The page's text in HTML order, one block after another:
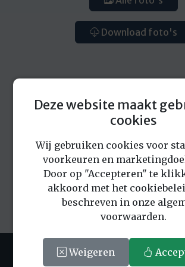
Download foto's
Eerder bekeken
LOCATIEBUREAU THE
Deze website maakt
cookies
Wij gebruiken cookies voor
voorkeuren en
Door op "Accepteren" te
akkoord met het
beschreven in onze
voorwaarden.
Weigeren